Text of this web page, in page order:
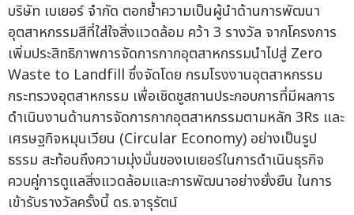
บริษัท เบเยอร์ จำกัด ตอกย้ำความเป็นผู้นำด้านการพัฒนา
อุตสาหกรรมสีที่ใส่ใจสิ่งแวดล้อม คว้า 3 รางวัล จากโครงการ
เพิ่มประสิทธิภาพการจัดการกากอุตสาหกรรมนำไปสู่ Zero
Waste to Landfill ซึ่งจัดโดย กรมโรงงานอุตสาหกรรม
กระทรวงอุตสาหกรรม เพื่อเชิดชูสถานประกอบการที่มีผลการ
ดำเนินงานด้านการจัดการกากอุตสาหกรรมตามหลัก 3Rs และ
เศรษฐกิจหมุนเวียน (Circular Economy) อย่างเป็นรูป
ธรรม สะท้อนถึงความมุ่งมั่นของเบเยอร์ในการดำเนินธุรกิจ
ควบคู่การดูแลสิ่งแวดล้อมและการพัฒนาอย่างยั่งยืน ในการ
เข้ารับรางวัลครั้งนี้ ดร.จารุรัตน์